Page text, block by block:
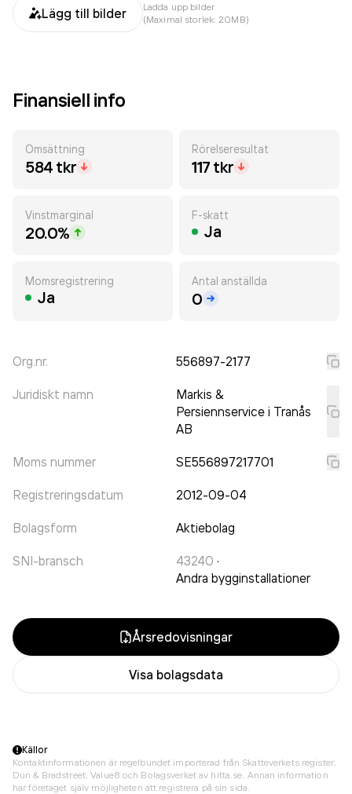
Lägg till bilder
Ladda upp bilder
(Maximal storlek: 20MB)
Finansiell info
Omsättning
584 tkr
Rörelseresultat
117 tkr
Vinstmarginal
20.0%
F-skatt
Ja
Momsregistrering
Ja
Antal anställda
0
Org.nr. 556897-2177
Juridiskt namn
Markis &
Persiennservice i Tranås
AB
Moms nummer SE556897217701
Registreringsdatum 2012-09-04
Bolagsform Aktiebolag
SNI-bransch 43240 ·
Andra bygginstallationer
Årsredovisningar
Visa bolagsdata
Källor
Kontaktinformationen är regelbundet importerad från Skatteverkets register,
Dun & Bradstreet, Value8 och Bolagsverket av hitta.se. Annan information
har företaget själv möjligheten att registrera på sin sida.